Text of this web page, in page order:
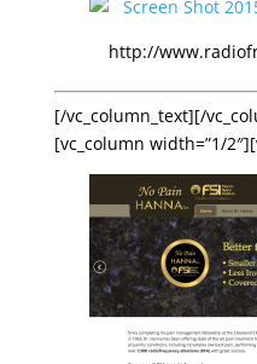
http://
[/vc_column_text][/
[vc_column width=”1/